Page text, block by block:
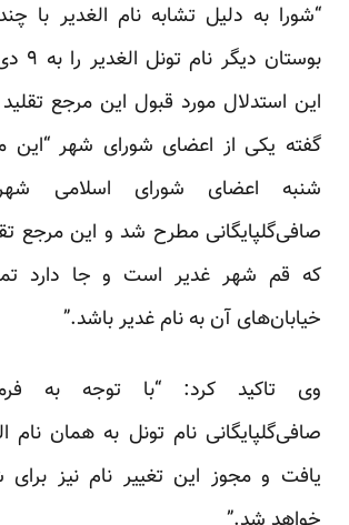
“شورا به دلیل تشابه نام الغدیر با
این استدلال مورد قبول این مرجع
گفته یکی از اعضای شورای شهر “این
شنبه اعضای شورای اسلامی
صافی‌گلپایگانی مطرح شد و این مرجع
که قم شهر غدیر است و جا دارد
خیابان‌های آن به نام غدیر باشد.”
وی تاکید کرد: “با توجه به
صافی‌گلپایگانی نام تونل به همان نام
یافت و مجوز این تغییر نام نیز برای